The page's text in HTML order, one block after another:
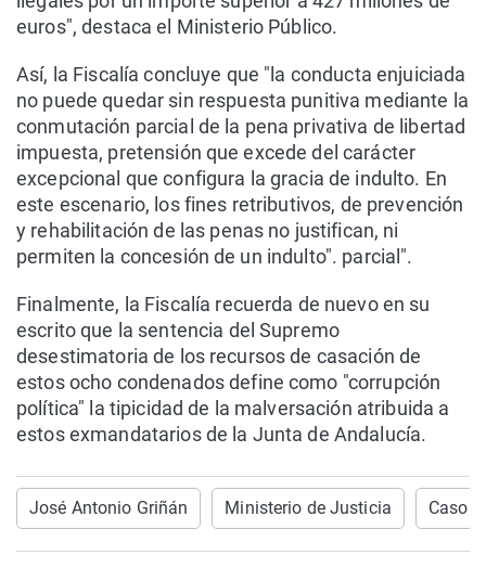
euros", destaca el Ministerio Público.
Así, la Fiscalía concluye que "la conducta enjuiciada
no puede quedar sin respuesta punitiva mediante la
conmutación parcial de la pena privativa de libertad
impuesta, pretensión que excede del carácter
excepcional que configura la gracia de indulto. En
este escenario, los fines retributivos, de prevención
y rehabilitación de las penas no justifican, ni
permiten la concesión de un indulto". parcial".
Finalmente, la Fiscalía recuerda de nuevo en su
escrito que la sentencia del Supremo
desestimatoria de los recursos de casación de
estos ocho condenados define como "corrupción
política" la tipicidad de la malversación atribuida a
estos exmandatarios de la Junta de Andalucía.
José Antonio Griñán Ministerio de Justicia Caso